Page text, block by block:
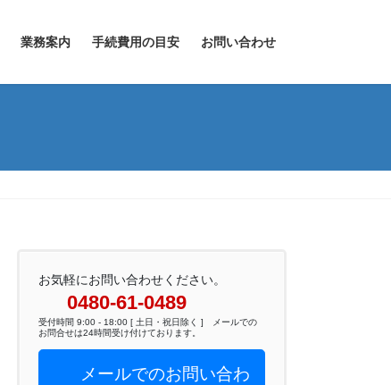
業務案内 手続費用の目安 お問い合わせ
お気軽にお問い合わせください。
0480-61-0489
受付時間 9:00 - 18:00 [ 土日・祝日除く ] メールでの
お問合せは24時間受け付けております。
メールでのお問い合わ